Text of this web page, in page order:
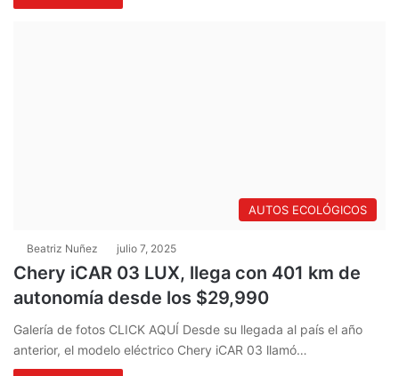
AUTOS ECOLÓGICOS
Beatriz Nuñez julio 7, 2025
Chery iCAR 03 LUX, llega con 401 km de
autonomía desde los $29,990
Galería de fotos CLICK AQUÍ Desde su llegada al país el año
anterior, el modelo eléctrico Chery iCAR 03 llamó…